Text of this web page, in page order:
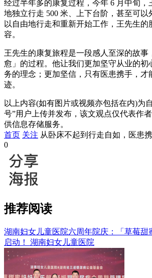
经过半年多的康复过程，今年 6 月中旬，
地独立行走 500 米、上下台阶，甚至可
以自由地行走和重新开始工作，王先生的
容。
王先生的康复旅程是一段感人至深的故事
愈」的过程。他让我们更加坚守从业的初
务的理念；更加坚信，只有医患携手，才
迹。
以上内容(如有图片或视频亦包括在内)为
号”用户上传并发布，该文观点仅代表作
供信息存储服务。
首页 关注 从卧床不起到行走自如，医患
0
推荐阅读
湖南妇女儿童医院六周年院庆：「草莓甜
启动！ 湖南妇女儿童医院